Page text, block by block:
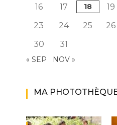
16
17 18 19
23
24 25 26
30
31
« SEP NOV »
MA